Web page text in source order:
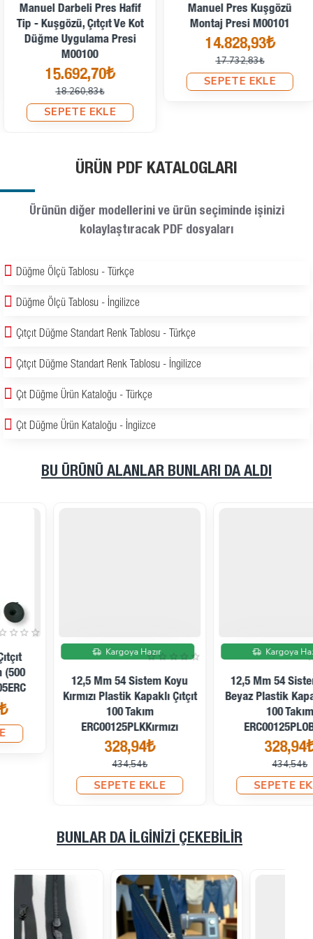
Manuel Darbeli Pres Hafif
Tip - Kuşgözü, Çıtçıt Ve Kot
Düğme Uygulama Presi
M00100
15.692,70₺
18.260,83₺
SEPETE EKLE
Manuel Pres Kuşgözü
Montaj Presi M00101
14.828,93₺
17.732,83₺
SEPETE EKLE
ÜRÜN PDF KATALOGLARI
Ürünün diğer modellerini ve ürün seçiminde işinizi
kolaylaştıracak PDF dosyaları
Düğme Ölçü Tablosu - Türkçe
Düğme Ölçü Tablosu - İngilizce
Çıtçıt Düğme Standart Renk Tablosu - Türkçe
Çıtçıt Düğme Standart Renk Tablosu - İngilizce
Çıt Düğme Ürün Kataloğu - Türkçe
Çıt Düğme Ürün Kataloğu - İngiizce
BU ÜRÜNÜ ALANLAR BUNLARI DA ALDI
İndirimde
Kargoya Hazır
12,5 Mm 54 Sistem Koyu
Kırmızı Plastik Kapaklı Çıtçıt
ERC00125PLKKırmızı
SEPETE EKLE
İndirimde
Kargoya Hazır
12,5 Mm 54 Sistem Optik
Beyaz Plastik Kapaklı Çıtçıt
ERC00125PLOBeyaz
SEPETE EKLE
BUNLAR DA İLGINIZI ÇEKEBILIR